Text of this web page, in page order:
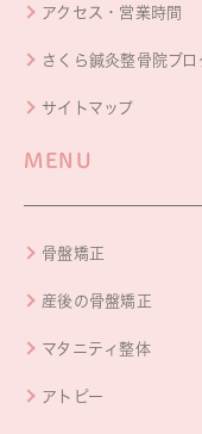
アクセス・営業時間
さくら鍼灸整骨院ブロ
サイトマップ
MENU
骨盤矯正
産後の骨盤矯正
マタニティ整体
アトピー